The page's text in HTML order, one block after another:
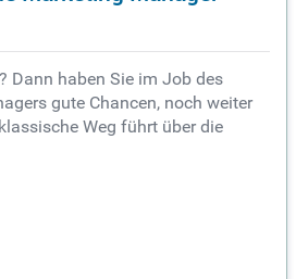
Dann haben Sie im Job des
gute Chancen, noch weiter
Weg führt über die